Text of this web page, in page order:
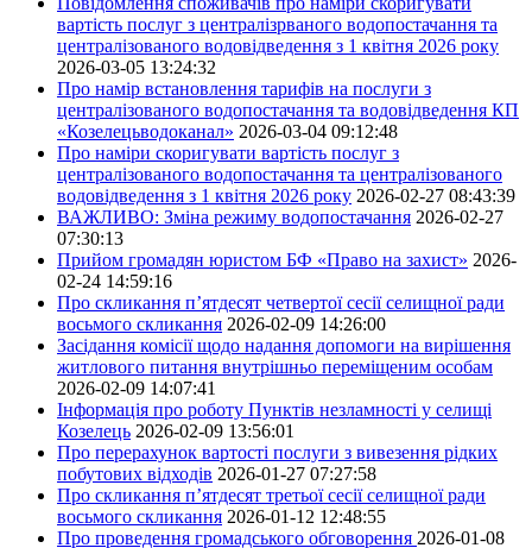
вартість послуг з централізрваного водопостачання та
централізованого водовідведення з 1 квітня 2026 року
2026-03-05 13:24:32
Про намір встановлення тарифів на послуги з
централізованого водопостачання та водовідведення КП
«Козелецьводоканал» 2026-03-04 09:12:48
Про наміри скоригувати вартість послуг з
централізованого водопостачання та централізованого
водовідведення з 1 квітня 2026 року 2026-02-27 08:43:39
ВАЖЛИВО: Зміна режиму водопостачання 2026-02-27
07:30:13
Прийом громадян юристом БФ «Право на захист» 2026-
02-24 14:59:16
Про скликання п’ятдесят четвертої сесії селищної ради
восьмого скликання 2026-02-09 14:26:00
Засідання комісії щодо надання допомоги на вирішення
житлового питання внутрішньо переміщеним особам
2026-02-09 14:07:41
Інформація про роботу Пунктів незламності у селищі
Козелець 2026-02-09 13:56:01
Про перерахунок вартості послуги з вивезення рідких
побутових відходів 2026-01-27 07:27:58
Про скликання п’ятдесят третьої сесії селищної ради
восьмого скликання 2026-01-12 12:48:55
Про проведення громадського обговорення 2026-01-08